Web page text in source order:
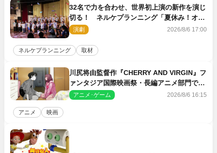
32名で力を合わせ、世界初上演の新作を演じ
切る！ ネルケプランニング「夏休み！オ
ン・ワークショップ2026」レポート【最終
日】
演劇 2026/8/6 17:00
ネルケプランニング 取材
川尻将由監督作『CHERRY AND VIRGIN』フ
ァンタジア国際映画祭・長編アニメ部門で観
客賞・金賞受賞！
アニメ･ゲーム 2026/8/6 16:15
アニメ 映画